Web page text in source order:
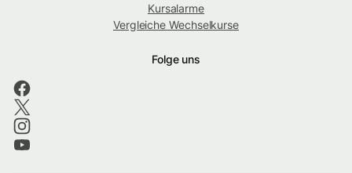
Kursalarme
Vergleiche Wechselkurse
Folge uns